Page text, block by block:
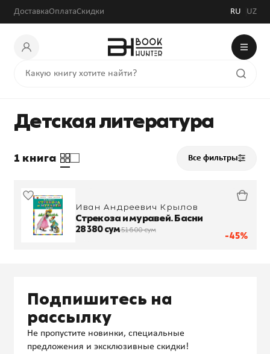
ДоставкаОплатаСкидки RU UZ
Детская литература
1 книга Все фильтры
-45%
Иван Андреевич Крылов
Стрекоза и муравей. Басни
28 380 сум51 600 сум
Подпишитесь на
рассылку
Не пропустите новинки, специальные
предложения и эксклюзивные скидки!